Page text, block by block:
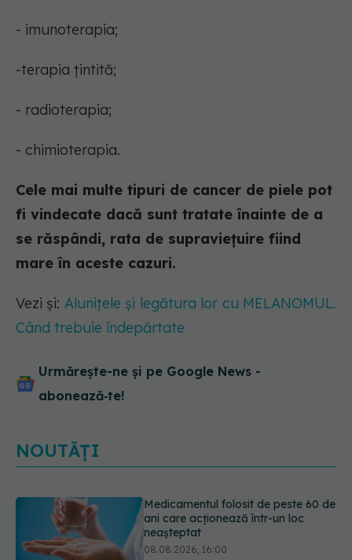
- imunoterapia;
-terapia țintită;
- radioterapia;
- chimioterapia.
Cele mai multe tipuri de cancer de piele pot
fi vindecate dacă sunt tratate înainte de a
se răspândi, rata de supraviețuire fiind
mare în aceste cazuri.
Vezi și: Alunițele și legătura lor cu MELANOMUL.
Când trebuie îndepărtate
Urmărește-ne și pe Google News -
abonează‑te!
NOUTĂȚI
Medicamentul folosit de peste 60 de
ani care acționează într-un loc
neașteptat
08.08.2026, 16:00